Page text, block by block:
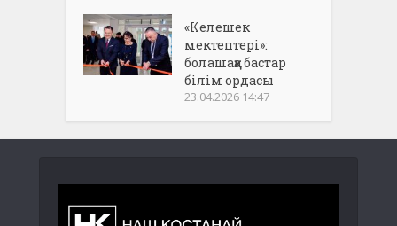
«Келешек
мектептері»:
болашаққа бастар
білім ордасы
23.04.2026 14:47